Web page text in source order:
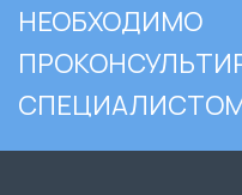
НЕОБХОДИМО